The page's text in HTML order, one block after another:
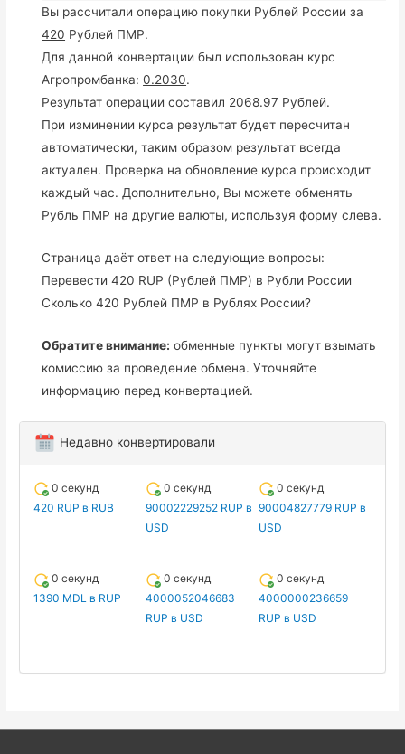
Вы рассчитали операцию покупки Рублей России за
420 Рублей ПМР.
Для данной конвертации был использован курс
Агропромбанка:0.2030.
Результат операции составил 2068.97 Рублей.
При изминении курса результат будет пересчитан
автоматически, таким образом результат всегда
актуален. Проверка на обновление курса происходит
каждый час. Дополнительно, Вы можете обменять
Рубль ПМР на другие валюты, используя форму слева.
Страница даёт ответ на следующие вопросы:
Перевести 420 RUP (Рублей ПМР) в Рубли России
Сколько 420 Рублей ПМР в Рублях России?
Обратите внимание: обменные пункты могут взымать
комиссию за проведение обмена. Уточняйте
информацию перед конвертацией.
Недавно конвертировали
0 секунд
420 RUP в RUB
0 секунд
90002229252 RUP в
USD
0 секунд
90004827779 RUP в
USD
0 секунд
1390 MDL в RUP
0 секунд
4000052046683
RUP в USD
0 секунд
4000000236659
RUP в USD